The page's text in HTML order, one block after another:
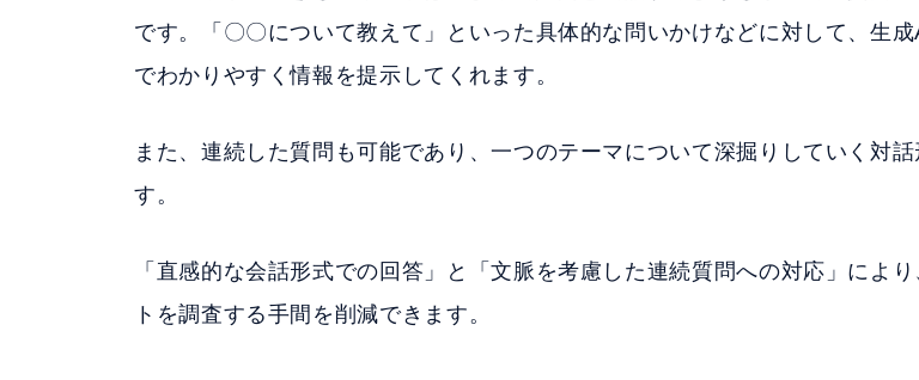
です。「〇〇について教えて」といった具体的な問いかけなどに対して、生
でわかりやすく情報を提示してくれます。
また、連続した質問も可能であり、一つのテーマについて深掘りしていく対
す。
「直感的な会話形式での回答」と「文脈を考慮した連続質問への対応」によ
トを調査する手間を削減できます。